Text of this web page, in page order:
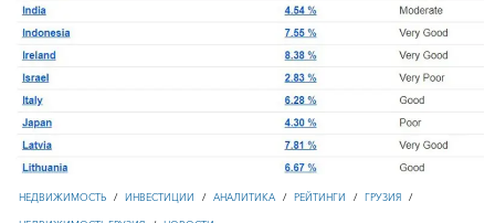
НЕДВИЖИМОСТЬ / ИНВЕСТИЦИИ / АНАЛИТИКА / РЕЙТИНГИ / ГРУЗИЯ /